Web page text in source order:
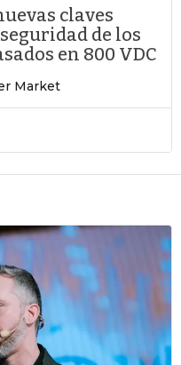
claves
de los
en 800 VDC
Market